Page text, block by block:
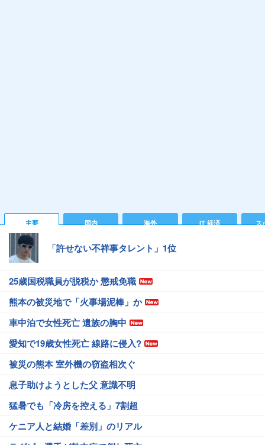
主要 国内 海外 IT 経済 ス
「許せない不祥事タレント」1位
25歳国税職員が脱税か 懲戒免職
熊本の被災地で「火事場泥棒」か
車中泊で女性死亡 遺族の胸中
愛知で19歳女性死亡 線路に侵入?
被災の熊本 室外機の窃盗相次ぐ
息子助けようとした父 意識不明
猛暑でも「冷房を控える」7割超
ケニア人と結婚「差別」のリアル